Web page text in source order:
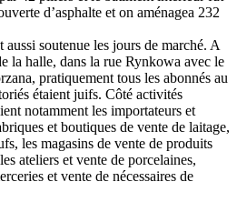
d’asphalte et on aménagea 232
soutenue les jours de marché. A
la halle, dans la rue Rynkowa avec le
pratiquement tous les abonnés au
étaient juifs. Côté activités
notamment les importateurs et
et boutiques de vente de laitage,
les magasins de vente de produits
ateliers et vente de porcelaines,
et vente de nécessaires de